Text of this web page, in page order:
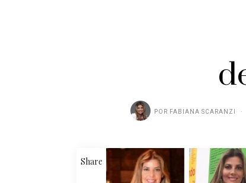
POR FABIANA SCARANZI
Share